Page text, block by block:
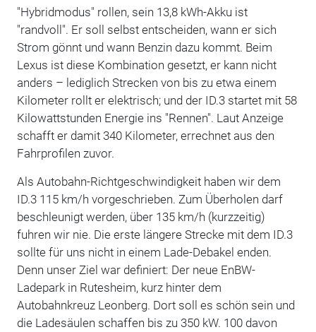
"Hybridmodus" rollen, sein 13,8 kWh-Akku ist
"randvoll". Er soll selbst entscheiden, wann er sich
Strom gönnt und wann Benzin dazu kommt. Beim
Lexus ist diese Kombination gesetzt, er kann nicht
anders – lediglich Strecken von bis zu etwa einem
Kilometer rollt er elektrisch; und der ID.3 startet mit 58
Kilowattstunden Energie ins "Rennen". Laut Anzeige
schafft er damit 340 Kilometer, errechnet aus den
Fahrprofilen zuvor.
Als Autobahn-Richtgeschwindigkeit haben wir dem
ID.3 115 km/h vorgeschrieben. Zum Überholen darf
beschleunigt werden, über 135 km/h (kurzzeitig)
fuhren wir nie. Die erste längere Strecke mit dem ID.3
sollte für uns nicht in einem Lade-Debakel enden.
Denn unser Ziel war definiert: Der neue EnBW-
Ladepark in Rutesheim, kurz hinter dem
Autobahnkreuz Leonberg. Dort soll es schön sein und
die Ladesäulen schaffen bis zu 350 kW. 100 davon